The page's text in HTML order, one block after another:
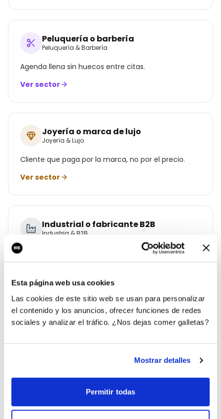
Esta página web usa cookies
Las cookies de este sitio web se usan para personalizar
el contenido y los anuncios, ofrecer funciones de redes
sociales y analizar el tráfico. ¿Nos dejas comer galletas?
Mostrar detalles
Permitir todas
Peluquería o barbería
Peluquería & Barbería
Agenda llena sin huecos entre citas.
Ver sector
Joyería o marca de lujo
Joyería & Lujo
Cliente que paga por la marca, no por el precio.
Ver sector
Industrial o fabricante B2B
Industria & B2B
Contactos industriales cualificados todo el año.
Franquicia o cadena
Franquicias & Retail
Escala franquicias con un sistema único.
Entretenimiento y ocio